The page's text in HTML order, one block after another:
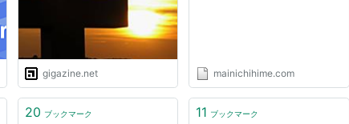
gigazine.net mainichihime.com
20 ブックマーク 11 ブックマーク